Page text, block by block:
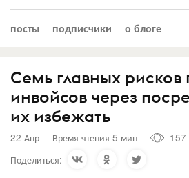
посты подписчики о блоге
Семь главных рисков
инвойсов через
их избежать
22 Апр Время чтения 5 мин
157
Поделиться: